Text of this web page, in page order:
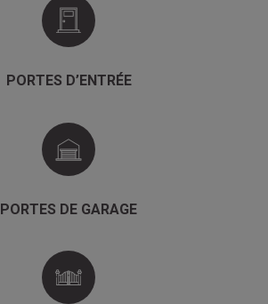
PORTES D’ENTRÉE
PORTES DE GARAGE